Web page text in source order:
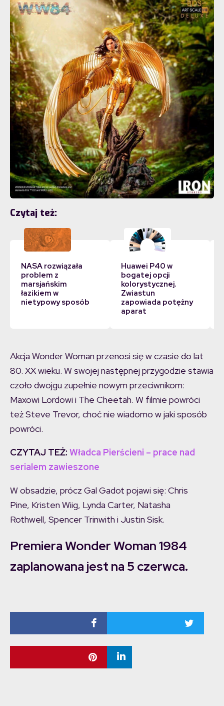
Czytaj też:
NASA rozwiązała
problem z
marsjańskim
łazikiem w
nietypowy sposób
Huawei P40 w
bogatej opcji
kolorystycznej.
Zwiastun
zapowiada potężny
aparat
Akcja Wonder Woman przenosi się w czasie do lat
80. XX wieku. W swojej następnej przygodzie stawia
czoło dwojgu zupełnie nowym przeciwnikom:
Maxowi Lordowi i The Cheetah. W filmie powróci
też Steve Trevor, choć nie wiadomo w jaki sposób
powróci.
CZYTAJ TEŻ: Władca Pierścieni – prace nad
serialem zawieszone
W obsadzie, prócz Gal Gadot pojawi się: Chris
Pine, Kristen Wiig, Lynda Carter, Natasha
Rothwell, Spencer Trinwith i Justin Sisk.
Premiera Wonder Woman 1984
zaplanowana jest na 5 czerwca.